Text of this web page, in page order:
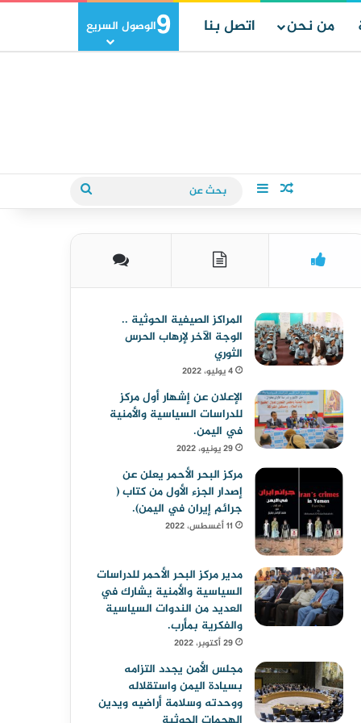
من نحن اتصل بنا 9الوصول السريع
مقال عشوائي
إضافة عمود جانبي
المراكز الصيفية الحوثية ..
الوجة الآخر لإرهاب الحرس
الثوري
4 يوليو، 2022
الإعلان عن إشهار أول مركز
للدراسات السياسية والأمنية
في اليمن.
29 يونيو، 2022
مركز البحر الأحمر يعلن عن
إصدار الجزء الأول من كتاب (
جرائم إيران في اليمن).
11 أغسطس، 2022
مدير مركز البحر الأحمر للدراسات
السياسية والأمنية يشارك في
العديد من الندوات السياسية
والفكرية بمأرب.
29 أكتوبر، 2022
مجلس الأمن يجدد التزامه
بسيادة اليمن واستقلاله
ووحدته وسلامة أراضيه ويدين